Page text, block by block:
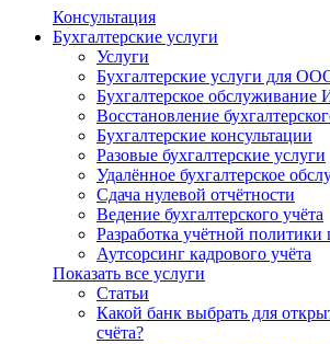
Консультация
Бухгалтерские услуги
Услуги
Бухгалтерские услуги для
Бухгалтерское обслуживание
Восстановление
Бухгалтерские консультации
Разовые бухгалтерские услуги
Удалённое бухгалтерское
Сдача нулевой отчётности
Ведение бухгалтерского учёта
Разработка учётной политики
Аутсорсинг кадрового учёта
Показать все услуги
Статьи
Какой банк выбрать для
счёта?